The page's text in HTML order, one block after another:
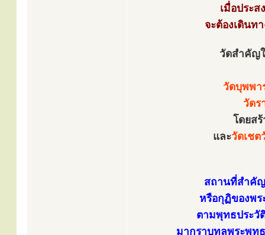
เมื่อประ
จะต้องเดินท
วัดสำคัญ
วัดบุพพา
วัดร
โดยส
และวัดเชต
สถานที่สำคั
หรือกุฏิของพร
ตามพุทธประวั
มากราบทูลพระพุท